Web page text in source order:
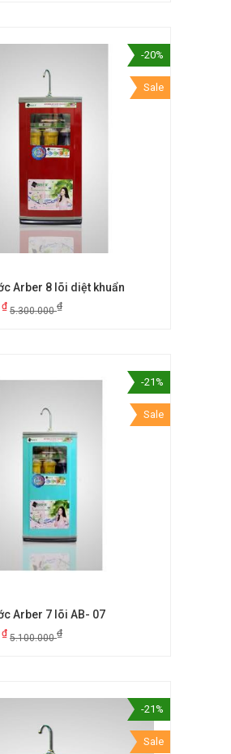
-20%
Sale
Arber 8 lõi diệt khuẩn
₫ 5.300.000₫
-21%
Sale
Arber 7 lõi AB- 07
₫ 5.100.000₫
-21%
Sale